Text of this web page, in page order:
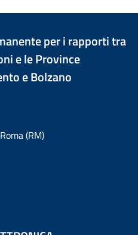
per i rapporti tra
e le Province
e Bolzano
(RM)